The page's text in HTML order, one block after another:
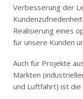
Verbesserung der
Realisierung eines
für unsere Kunden
Auch für Projekte
Märkten
und Luftfahrt) ist